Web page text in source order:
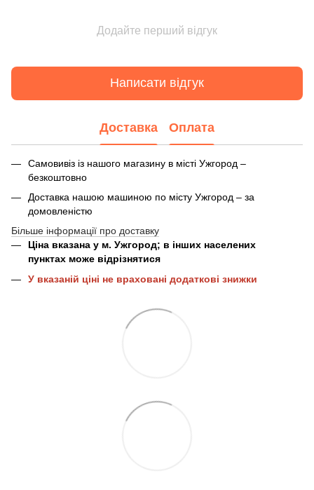
Додайте перший відгук
Написати відгук
Доставка Оплата
Самовивіз із нашого магазину в місті Ужгород –
безкоштовно
Доставка нашою машиною по місту Ужгород – за
домовленістю
Більше інформації про доставку
Ціна вказана у м. Ужгород; в інших населених
пунктах може відрізнятися
У вказаній ціні не враховані додаткові знижки